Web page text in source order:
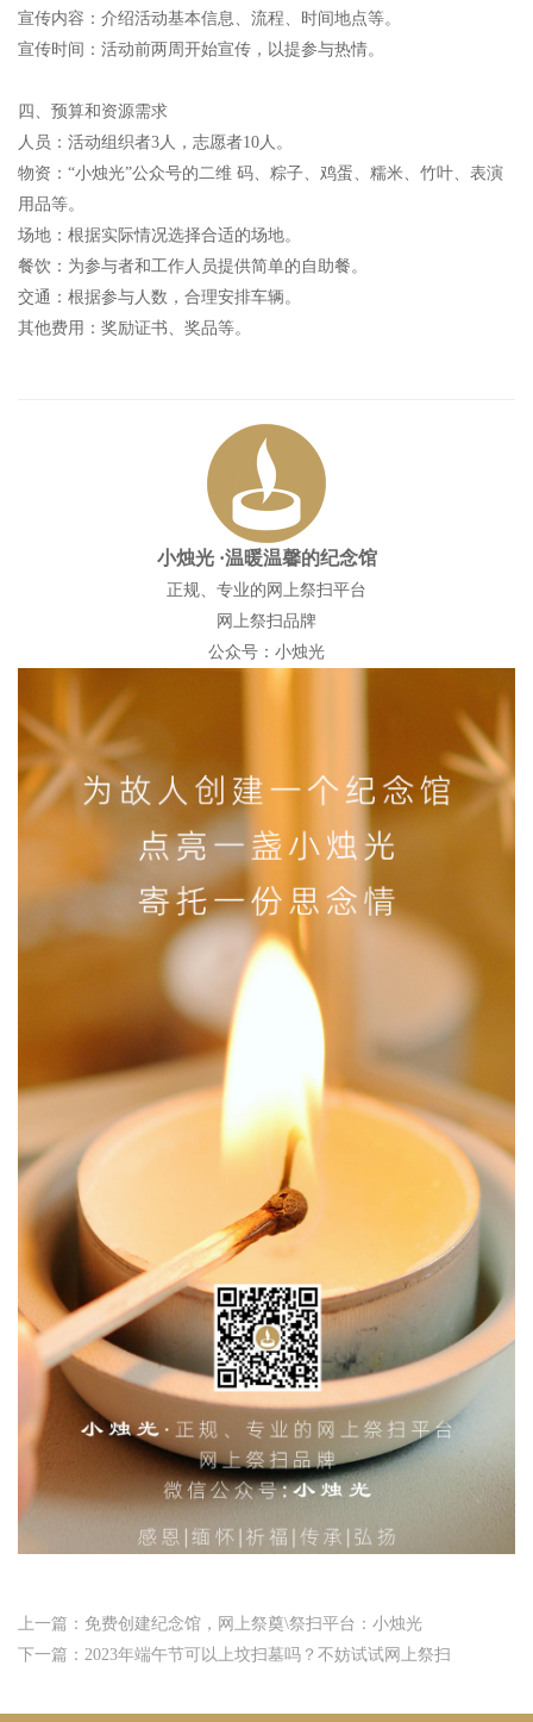
宣传内容：介绍活动基本信息、流程、时间地点等。
宣传时间：活动前两周开始宣传，以提参与热情。
四、预算和资源需求
人员：活动组织者3人，志愿者10人。
物资：“小烛光”公众号的二维 码、粽子、鸡蛋、糯米、竹叶、表演
用品等。
场地：根据实际情况选择合适的场地。
餐饮：为参与者和工作人员提供简单的自助餐。
交通：根据参与人数，合理安排车辆。
其他费用：奖励证书、奖品等。
小烛光 ·温暖温馨的纪念馆
正规、专业的网上祭扫平台
网上祭扫品牌
公众号：小烛光
上一篇：免费创建纪念馆，网上祭奠\祭扫平台：小烛光
下一篇：2023年端午节可以上坟扫墓吗？不妨试试网上祭扫